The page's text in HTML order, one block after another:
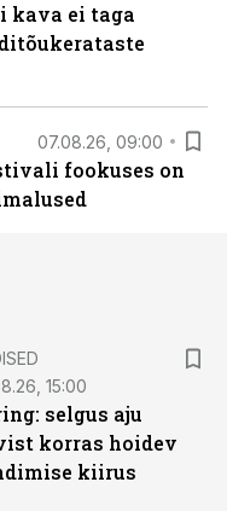
kava ei taga
07.08.26, 09:00
fookuses on
15:00
selgus aju
korras hoidev
kiirus